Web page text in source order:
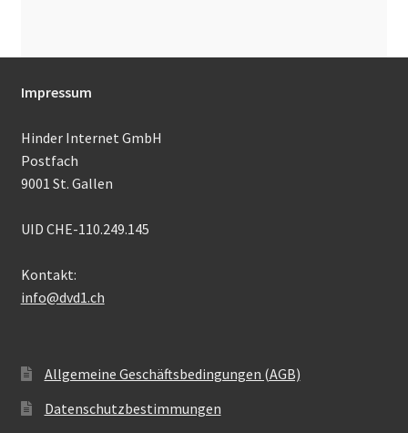
Impressum
Hinder Internet GmbH
Postfach
9001 St. Gallen
UID CHE-110.249.145
Kontakt:
info@dvd1.ch
Allgemeine Geschäftsbedingungen (AGB)
Datenschutzbestimmungen